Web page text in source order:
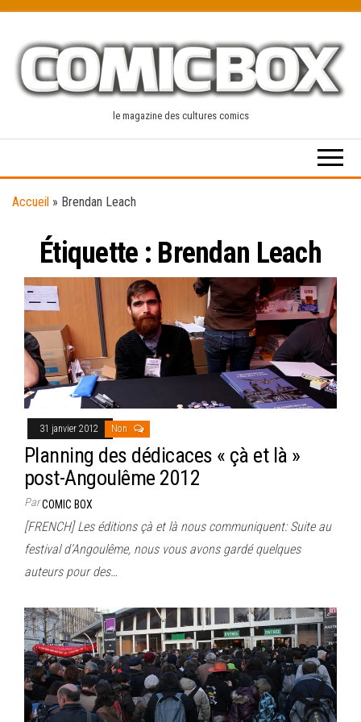
content
le magazine des cultures comics
Accueil » Brendan Leach
Étiquette : Brendan Leach
31 janvier 2012 Non
Planning des dédicaces « çà et là »
post-Angoulême 2012
ParCOMIC BOX
[FRENCH] Les éditions çà et là nous communiquent: Suite au
festival d’Angoulême, nous vous avons gardé quelques
auteurs pour des…